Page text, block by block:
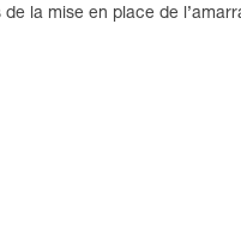
la mise en place de